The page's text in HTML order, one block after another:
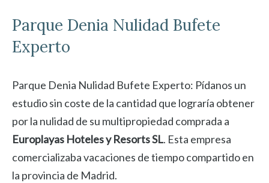
Parque Denia Nulidad Bufete
Experto
Parque Denia Nulidad Bufete Experto: Pídanos un
estudio sin coste de la cantidad que lograría obtener
por la nulidad de su multipropiedad comprada a
Europlayas Hoteles y Resorts SL. Esta empresa
comercializaba vacaciones de tiempo compartido en
la provincia de Madrid.